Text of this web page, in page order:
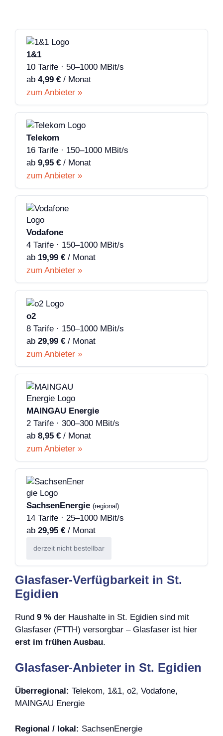
1&1
10 Tarife · 50–1000 MBit/s
ab 4,99 € / Monat
zum Anbieter »
Telekom
16 Tarife · 150–1000 MBit/s
ab 9,95 € / Monat
zum Anbieter »
Vodafone
4 Tarife · 150–1000 MBit/s
ab 19,99 € / Monat
zum Anbieter »
o2
8 Tarife · 150–1000 MBit/s
ab 29,99 € / Monat
zum Anbieter »
MAINGAU Energie
2 Tarife · 300–300 MBit/s
ab 8,95 € / Monat
zum Anbieter »
SachsenEnergie (regional)
14 Tarife · 25–1000 MBit/s
ab 29,95 € / Monat
derzeit nicht bestellbar
Glasfaser-Verfügbarkeit in St.
Egidien
Rund 9 % der Haushalte in St. Egidien sind mit
Glasfaser (FTTH) versorgbar – Glasfaser ist hier
erst im frühen Ausbau.
Glasfaser-Anbieter in St. Egidien
Überregional: Telekom, 1&1, o2, Vodafone,
MAINGAU Energie
Regional / lokal: SachsenEnergie